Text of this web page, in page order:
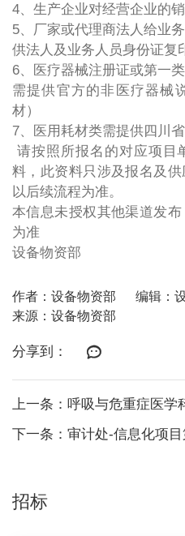
4、生产企业对经营企业的
5、厂家或代理商法人给业
供法人及业务人员身份证复
6、医疗器械注册证或第一
需提供官方的非医疗器械
材）
7、医用耗材类需提供四川
请按照所报名的对应项目
料，此资料只涉及报名及
以后续流程为准。
本信息未授权其他渠道发
为准
设备物资部
作者：设备物资部
编辑：
来源：设备物资部
分享到：
上一条：呼吸与危重症医学
下一条：审计处-信息化项
招标